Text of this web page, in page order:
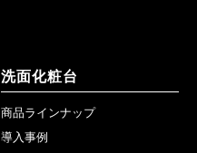
洗面化粧台
商品ラインナップ
導入事例